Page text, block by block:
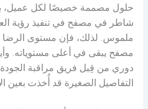
حلول مصممة خصيصًا لكل عميل،
شاطر في مصفح في تنفيذ رؤية
ملموس. لذلك، فإن مستوى
مصفح يبقى في أعلى مستوياته.
دوري من قِبل فريق مراقبة
التفاصيل الصغيرة قد أُخذت بعين